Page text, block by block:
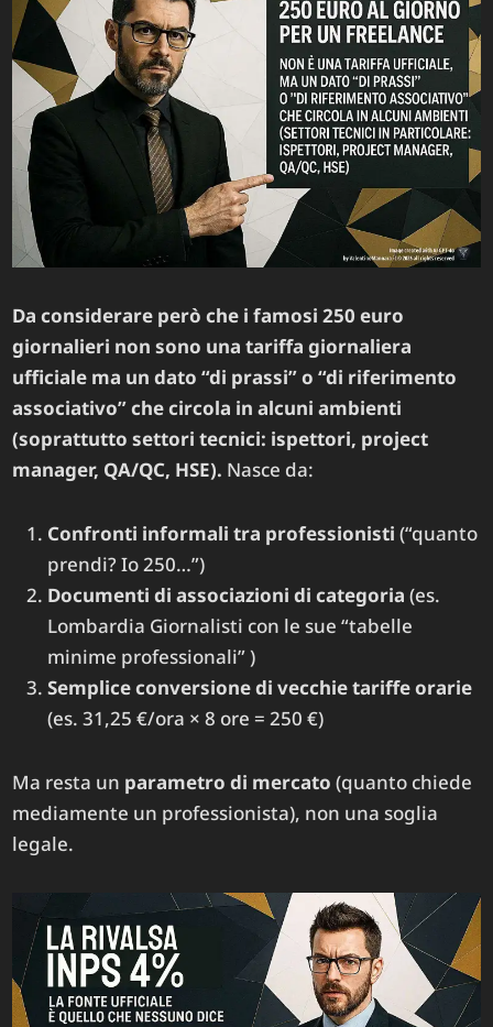
Da considerare però che i famosi 250 euro
giornalieri non sono una tariffa giornaliera
ufficiale ma un dato “di prassi” o “di riferimento
associativo” che circola in alcuni ambienti
(soprattutto settori tecnici: ispettori, project
manager, QA/QC, HSE). Nasce da:
Confronti informali tra professionisti (“quanto
prendi? Io 250…”)
Documenti di associazioni di categoria (es.
Lombardia Giornalisti con le sue “tabelle
minime professionali” )
Semplice conversione di vecchie tariffe orarie
(es. 31,25 €/ora × 8 ore = 250 €)
Ma resta un parametro di mercato (quanto chiede
mediamente un professionista), non una soglia
legale.